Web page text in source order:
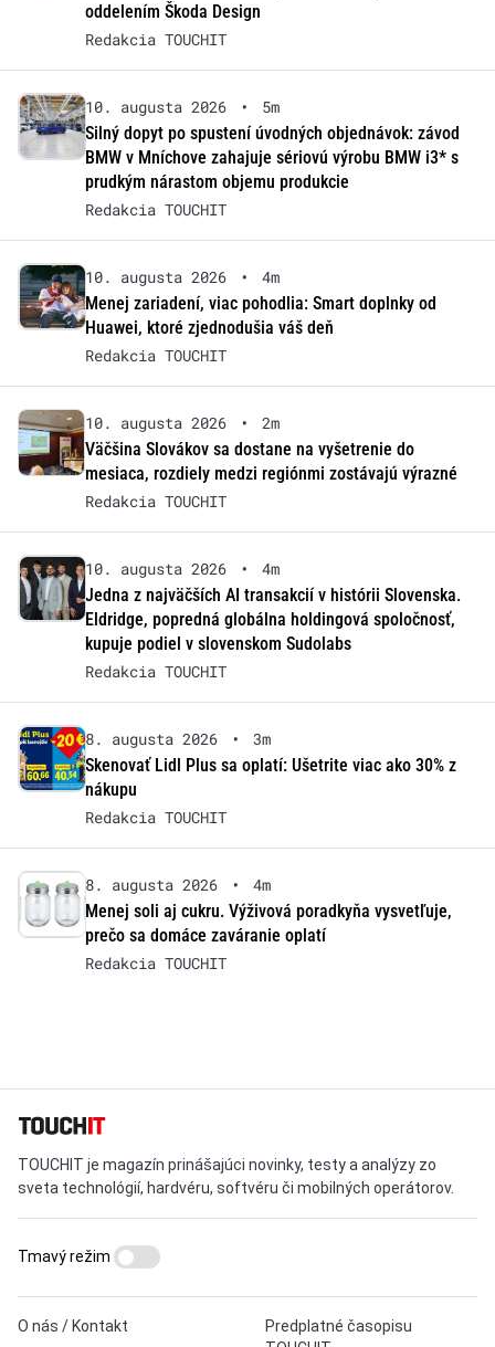
oddelením Škoda Design
Redakcia TOUCHIT
10. augusta 2026 •
5m
Silný dopyt po spustení úvodných objednávok: závod
BMW v Mníchove zahajuje sériovú výrobu BMW i3* s
prudkým nárastom objemu produkcie
Redakcia TOUCHIT
10. augusta 2026 •
4m
Menej zariadení, viac pohodlia: Smart doplnky od
Huawei, ktoré zjednodušia váš deň
Redakcia TOUCHIT
10. augusta 2026 •
2m
Väčšina Slovákov sa dostane na vyšetrenie do
mesiaca, rozdiely medzi regiónmi zostávajú výrazné
Redakcia TOUCHIT
10. augusta 2026 •
4m
Jedna z najväčších AI transakcií v histórii Slovenska.
Eldridge, popredná globálna holdingová spoločnosť,
kupuje podiel v slovenskom Sudolabs
Redakcia TOUCHIT
8. augusta 2026 •
3m
Skenovať Lidl Plus sa oplatí: Ušetrite viac ako 30% z
nákupu
Redakcia TOUCHIT
8. augusta 2026 •
4m
Menej soli aj cukru. Výživová poradkyňa vysvetľuje,
prečo sa domáce zaváranie oplatí
Redakcia TOUCHIT
TOUCHIT je magazín prinášajúci novinky, testy a analýzy zo
sveta technológií, hardvéru, softvéru či mobilných operátorov.
O nás / Kontakt
Predplatné časopisu
Tmavý režim